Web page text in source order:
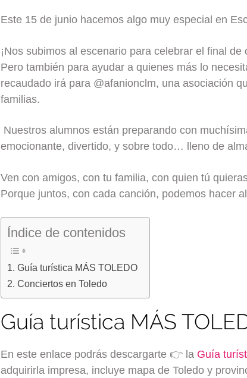
Este 15 de junio hacemos algo muy especial en
¡Nos subimos al escenario para celebrar el final de
Pero también para ayudar a quienes más lo
recaudado irá para @afanionclm, una asociación
familias.
Nuestros alumnos están preparando con
emocionante, divertido, y sobre todo… lleno de
Ven con amigos, con tu familia, con quien tú
Porque juntos, con cada canción, podemos hacer
Índice de contenidos
Guía turística MÁS TOLEDO
Conciertos en Toledo
Guía turística MÁS
En este enlace podrás descargarte 👉 la Guía
adquirirla impresa, incluye mapa de Toledo y